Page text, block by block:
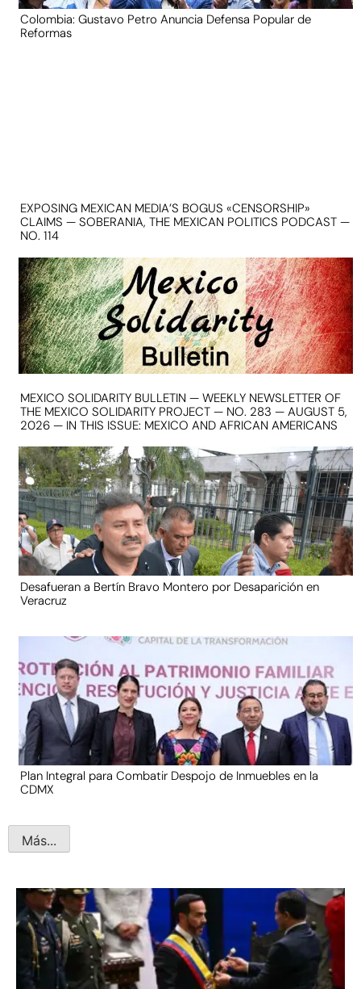
Colombia: Gustavo Petro Anuncia Defensa Popular de
Reformas
EXPOSING MEXICAN MEDIA’S BOGUS «CENSORSHIP»
CLAIMS — SOBERANIA, THE MEXICAN POLITICS PODCAST —
NO. 114
MEXICO SOLIDARITY BULLETIN — WEEKLY NEWSLETTER OF
THE MEXICO SOLIDARITY PROJECT — NO. 283 — AUGUST 5,
2026 — IN THIS ISSUE: MEXICO AND AFRICAN AMERICANS
Desafueran a Bertín Bravo Montero por Desaparición en
Veracruz
Plan Integral para Combatir Despojo de Inmuebles en la
CDMX
Más...